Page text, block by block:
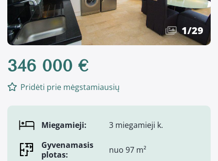
1/29
346 000 €
Pridėti prie mėgstamiausių
Miegamieji:
3 miegamieji k.
Gyvenamasis
plotas:
nuo 97 m²